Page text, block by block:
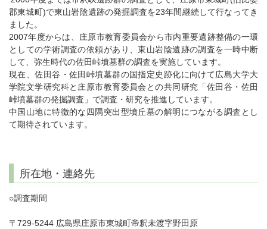
郡東城町)で東山岩陰遺跡の発掘調査を23年間継続して行なってき
ました。
2007年度からは、庄原市教育委員会から市内重要遺跡整備の一環
としての学術調査の依頼があり、東山岩陰遺跡の調査を一時中断
して、弥生時代の佐田峠墳墓群の調査を実施しています。
現在、佐田谷・佐田峠墳墓群の国指定史跡化に向けて広島大学大
学院文学研究科と庄原市教育委員会との共同研究「佐田谷・佐田
峠墳墓群の発掘調査」で調査・研究を推進しています。
中国山地に特徴的な四隅突出型墳丘墓の解明につながる調査とし
て期待されています。
所在地・連絡先
○調査期間
〒729-5244 広島県庄原市東城町帝釈未渡字野田原